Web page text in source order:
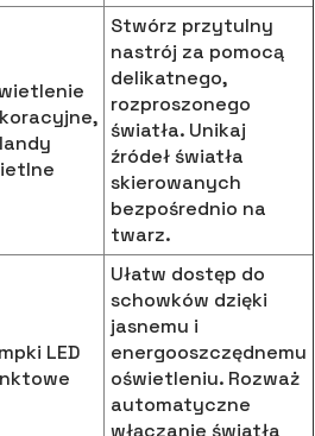
Stwórz przytulny
nastrój za pomocą
delikatnego,
rozproszonego
światła. Unikaj
źródeł światła
skierowanych
bezpośrednio na
twarz.
LED
Ułatw dostęp do
schowków dzięki
jasnemu i
energooszczędnemu
oświetleniu. Rozważ
automatyczne
włączanie światła